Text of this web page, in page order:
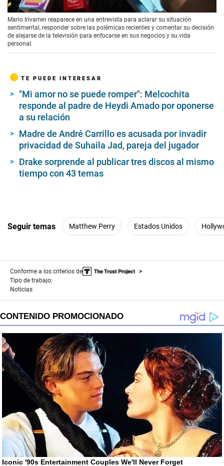
00:00 03:30
Mario Irivarren reaparece en una entrevista para aclarar su situación
sentimental, responder sobre las polémicas recientes y comentar su decisión
de alejarse de la televisión para enfocarse en sus negocios y su vida
personal.
TE PUEDE INTERESAR
"Mi amor no se puede romper": Melcochita
responde al padre de Heydi Amado por oponerse
a su relación
Madre de André Carrillo es acusada por invadir
privacidad de Suhaila Jad, pareja del jugador
Drake sorprende al publicar tres discos al mismo
tiempo con 43 temas
Seguir temas Matthew Perry Estados Unidos
Conforme a los criterios de
Tipo de trabajo:
Noticias